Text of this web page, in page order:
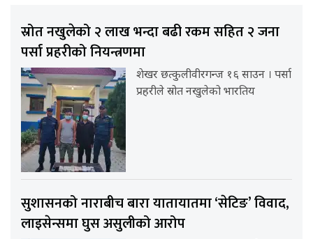
स्रोत नखुलेको २ लाख भन्दा बढी रकम सहित २ जना
पर्सा प्रहरीको नियन्त्रणमा
शेखर छत्कुलीवीरगन्ज १६ साउन । पर्सा
प्रहरीले स्रोत नखुलेको भारतिय
सुशासनको नाराबीच बारा यातायातमा ‘सेटिङ’ विवाद,
लाइसेन्समा घुस असुलीको आरोप